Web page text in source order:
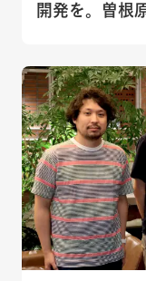
開発を。曽根